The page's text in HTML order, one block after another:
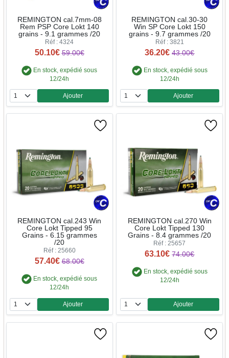
REMINGTON cal.7mm-08
Rem PSP Core Lokt 140
grains - 9.1 grammes /20
Réf : 4324
50.10€ 59.00€
En stock, expédié sous
12/24h
Quantité
Ajouter
REMINGTON cal.30-30
Win SP Core Lokt 150
grains - 9.7 grammes /20
Réf : 3821
36.20€ 43.00€
En stock, expédié sous
12/24h
Quantité
Ajouter
REMINGTON cal.243 Win
Core Lokt Tipped 95
Grains - 6.15 grammes
/20
Réf : 25660
57.40€ 68.00€
En stock, expédié sous
12/24h
Quantité
Ajouter
REMINGTON cal.270 Win
Core Lokt Tipped 130
Grains - 8.4 grammes /20
Réf : 25657
63.10€ 74.00€
En stock, expédié sous
12/24h
Quantité
Ajouter